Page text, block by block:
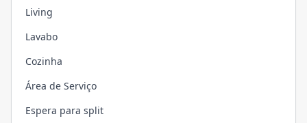
Living
Lavabo
Cozinha
Área de Serviço
Espera para split